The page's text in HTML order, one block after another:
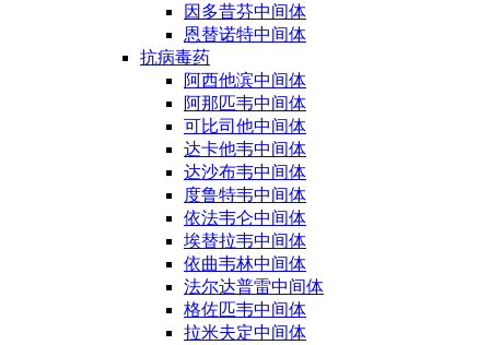
因多昔芬中间体
恩替诺特中间体
抗病毒药
阿西他滨中间体
阿那匹韦中间体
可比司他中间体
达卡他韦中间体
达沙布韦中间体
度鲁特韦中间体
依法韦仑中间体
埃替拉韦中间体
依曲韦林中间体
法尔达普雷中间体
格佐匹韦中间体
拉米夫定中间体